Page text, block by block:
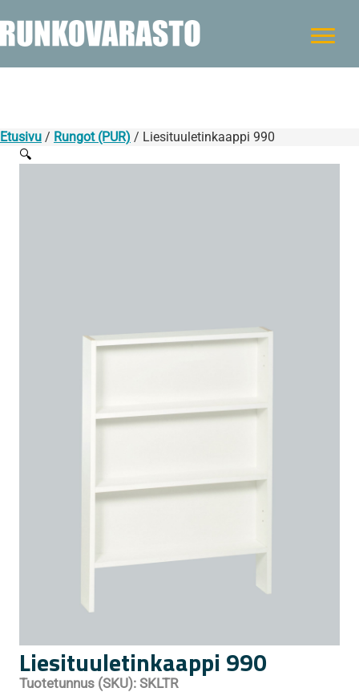
Etusivu / Rungot (PUR) / Liesituuletinkaappi 990
🔍
Liesituuletinkaappi 990
Tuotetunnus (SKU): SKLTR